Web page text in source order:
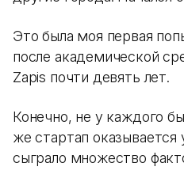
Это была моя первая
после академической
Zapis почти девять лет.
Конечно, не у каждого
же стартап
сыграло множество